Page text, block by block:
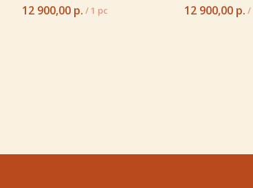
12 900,00 р. / 1 pc 12 900,00 р. /